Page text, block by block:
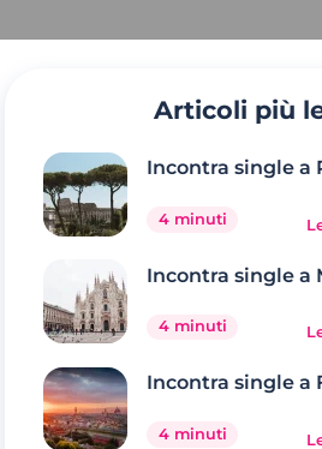
Articoli più
Incontra single a
4 minuti
Incontra single a
4 minuti
Incontra single a
4 minuti